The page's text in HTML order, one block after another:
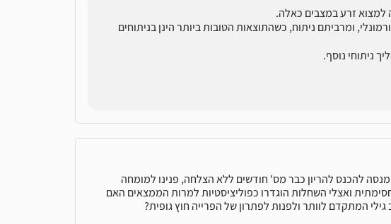
למצוא זרע במצבים כאלה.
ומרביתם ניתוח, כשהתוצאות הטובות ביותר הינן בניתוחים
ניתוחי נוסף.
ובעלי בן 45 יש לנו ילדה בת יחידה בת 8 אני מנסה להכנס להריון כבר מס' חודשים ללא הצלחה, פנינו למומחה
ואצלי השחלות הוגדרו כפוליציסטיות למרות הממצאים האם
המתקדם לוותר ולפנות לפתרון של הפרייה חוץ גופית?